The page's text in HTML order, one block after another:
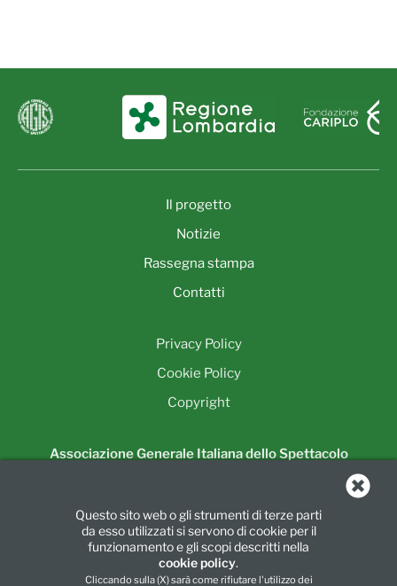
Questo sito web o gli strumenti di terze parti
da esso utilizzati si servono di cookie per il
funzionamento e gli scopi descritti nella
cookie policy.
Cliccando sulla (X) sarà come rifiutare l'utilizzo dei
Il progetto
Notizie
Rassegna stampa
Contatti
Privacy Policy
Cookie Policy
Copyright
Associazione Generale Italiana dello Spettacolo
20124 Milano
Tel.:02 6739781|Fax:02 67397860
info@agislombarda.it